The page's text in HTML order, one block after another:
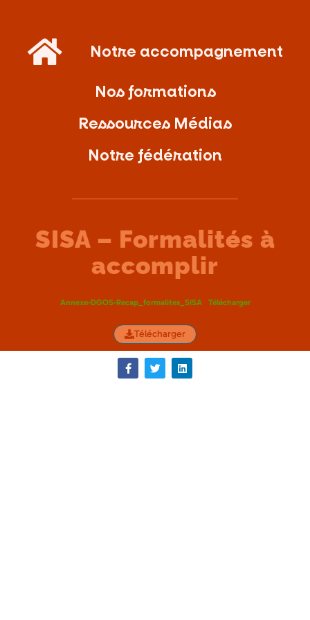
Notre accompagnement
Nos formations
Ressources Médias
Notre fédération
SISA – Formalités à
accomplir
Annexe-DGOS-Recap_formalites_SISA Télécharger
Télécharger